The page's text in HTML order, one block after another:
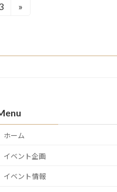
»
ホーム
イベント企画
イベント情報